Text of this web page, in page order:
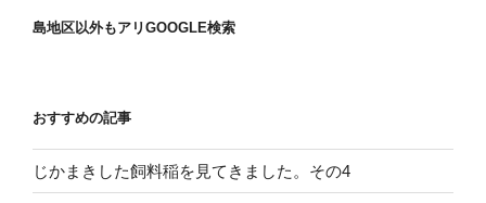
島地区以外もアリGOOGLE検索
おすすめの記事
じかまきした飼料稲を見てきました。その4